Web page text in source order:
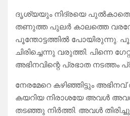
ദൃശ്യയും നിദ്രയെ പുൽകാതെ
തണുത്ത പുലർ കാലത്തെ
പൂന്തോട്ടത്തിൽ പോയിരുന്നു.
ചിരിച്ചെന്നു വരുത്തി. പിന്നെ
അഭിനവിന്റെ പ്രഭാത നടത്തം
നേരമേറെ കഴിഞ്ഞിട്ടും
കയറിയ നിരാശയേ അവൾ
തടഞ്ഞു നിർത്തി. അവൾ തിരിച്ചു